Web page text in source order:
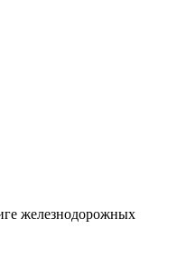
железнодорожных